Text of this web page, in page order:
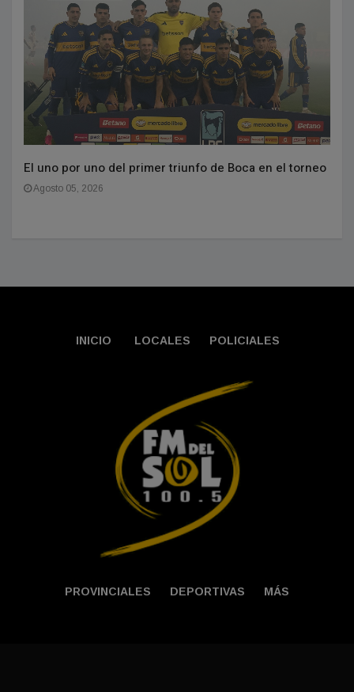
El uno por uno del primer triunfo de Boca en el torneo
Agosto 05, 2026
INICIO LOCALES POLICIALES
PROVINCIALES DEPORTIVAS MÁS